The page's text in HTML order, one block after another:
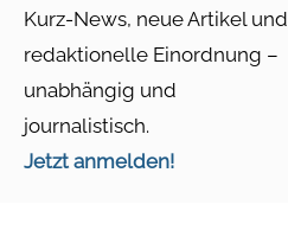
Kurz-News, neue Artikel und
redaktionelle Einordnung –
unabhängig und
journalistisch.
Jetzt anmelden!